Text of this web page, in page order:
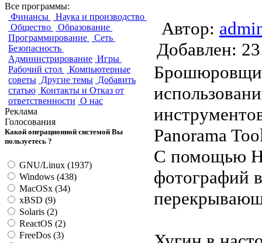
Все программы:
Финансы
Наука и производство
Общество
Образование
Программирование
Сеть
Безопасность
Администрирование Игры
Рабочий стол
Компьютерные
советы Другие темы Добавить
статью Контакты и Отказ от
ответственности О нас
Реклама
Голосования
Какой операционной системой Вы
пользуетесь ?
GNU/Linux (1937)
Windows (438)
MacOSx (34)
xBSD (9)
Solaris (2)
ReactOS (2)
FreeDos (3)
Автор:
Panorama
С помощью
фотографий